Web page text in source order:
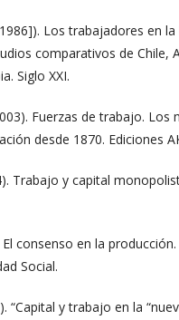
Los trabajadores en
comparativos de Chile,
Siglo XXI.
Fuerzas de trabajo. Los
desde 1870. Ediciones
Trabajo y capital
consenso en la
Social.
“Capital y trabajo en la